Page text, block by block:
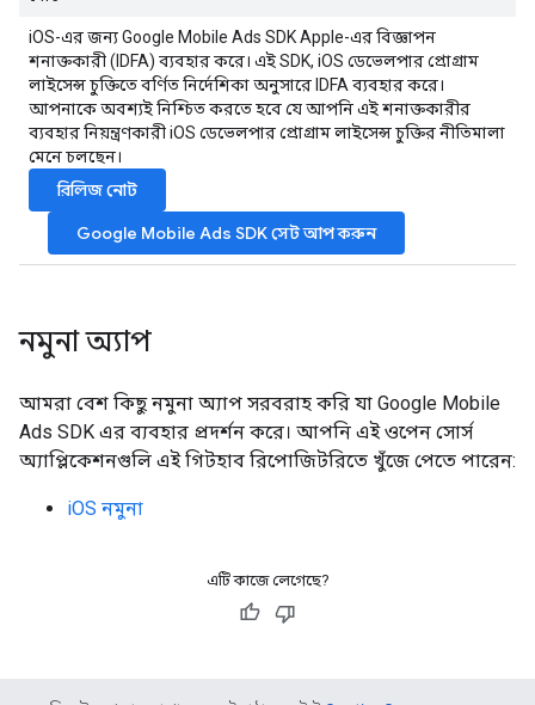
iOS-এর জন্যGoogle Mobile Ads SDKApple-এর বিজ্ঞাপন
শনাক্তকারী (IDFA) ব্যবহার করে। এই SDK, iOS ডেভেলপার প্রোগ্রাম
লাইসেন্স চুক্তিতে বর্ণিত নির্দেশিকা অনুসারে IDFA ব্যবহার করে।
আপনাকে অবশ্যই নিশ্চিত করতে হবে যে আপনি এই শনাক্তকারীর
ব্যবহার নিয়ন্ত্রণকারী iOS ডেভেলপার প্রোগ্রাম লাইসেন্স চুক্তির নীতিমালা
মেনে চলছেন।
রিলিজ নোট
Google Mobile Ads SDKসেট আপ করুন
নমুনা অ্যাপ
আমরা বেশ কিছু নমুনা অ্যাপ সরবরাহ করি যা Google Mobile
Ads SDK এর ব্যবহার প্রদর্শন করে। আপনি এই ওপেন সোর্স
অ্যাপ্লিকেশনগুলি এই গিটহাব রিপোজিটরিতে খুঁজে পেতে পারেন:
iOS নমুনা
এটি কাজে লেগেছে?